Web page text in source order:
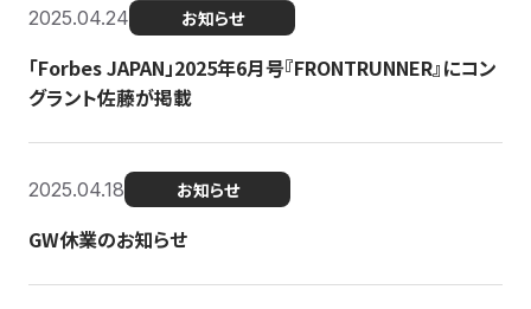
2025.04.24 お知らせ
「Forbes JAPAN」2025年6月号『FRONTRUNNER』にコン
グラント佐藤が掲載
2025.04.18 お知らせ
GW休業のお知らせ